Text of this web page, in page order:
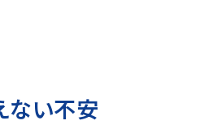
ない不安